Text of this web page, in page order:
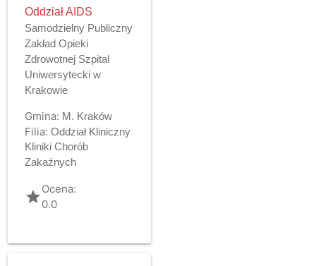
Oddział AIDS
Samodzielny Publiczny
Zakład Opieki
Zdrowotnej Szpital
Uniwersytecki w
Krakowie
Gmina: M. Kraków
Filia: Oddział Kliniczny
Kliniki Chorób
Zakaźnych
gradeOcena:
0.0